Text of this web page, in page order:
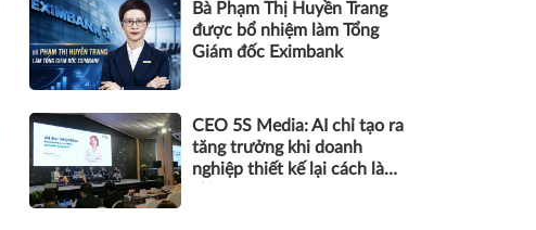
Bà Phạm Thị Huyền Trang
được bổ nhiệm làm Tổng
Giám đốc Eximbank
CEO 5S Media: AI chỉ tạo ra
tăng trưởng khi doanh
nghiệp thiết kế lại cách làm